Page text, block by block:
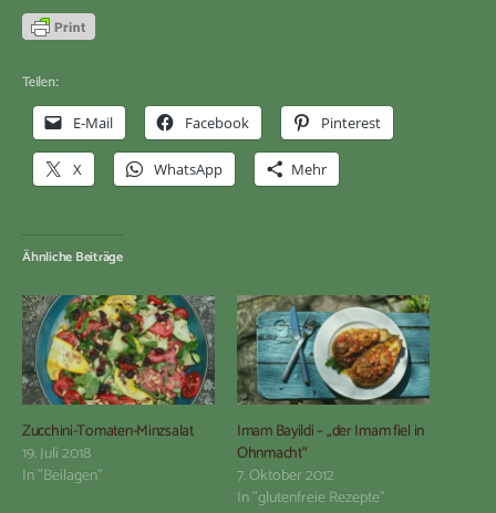
Teilen:
E-Mail Facebook Pinterest
X WhatsApp Mehr
Ähnliche Beiträge
Zucchini-Tomaten-Minzsalat
19. Juli 2018
In "Beilagen"
Imam Bayildi – „der Imam fiel in
Ohnmacht“
7. Oktober 2012
In "glutenfreie Rezepte"